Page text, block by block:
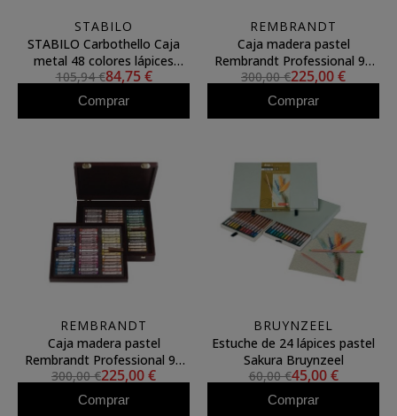
STABILO
STABILO Carbothello Caja
metal 48 colores lápices
pastel surtidos
105,94 €84,75 €
Comprar
REMBRANDT
Caja madera pastel
Rembrandt Professional 90
uds. Paisaje
300,00 €225,00 €
Comprar
REMBRANDT
Caja madera pastel
Rembrandt Professional 90
uds. Retrato
300,00 €225,00 €
Comprar
BRUYNZEEL
Estuche de 24 lápices pastel
Sakura Bruynzeel
60,00 €45,00 €
Comprar